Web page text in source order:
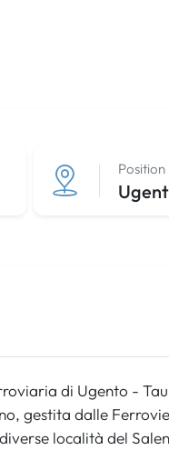
Position
di Ugento -
gestita dalle
località del